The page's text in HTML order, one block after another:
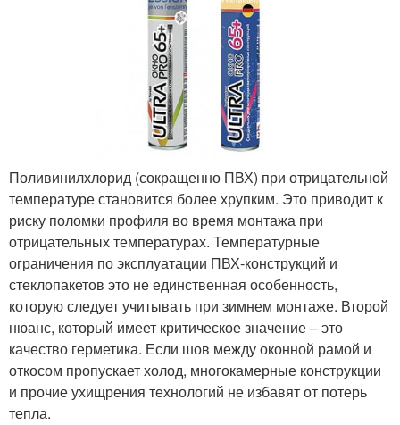
Поливинилхлорид (сокращенно ПВХ) при отрицательной
температуре становится более хрупким. Это приводит к
риску поломки профиля во время монтажа при
отрицательных температурах. Температурные
ограничения по эксплуатации ПВХ-конструкций и
стеклопакетов это не единственная особенность,
которую следует учитывать при зимнем монтаже. Второй
нюанс, который имеет критическое значение – это
качество герметика. Если шов между оконной рамой и
откосом пропускает холод, многокамерные конструкции
и прочие ухищрения технологий не избавят от потерь
тепла.